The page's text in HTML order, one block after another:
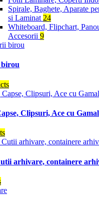
Spirale, Baghete, Aparate
si Laminat 24
Whiteboard, Flipchart,
Accesorii 9
birou
Clipsuri, Ace cu
arhivare, containere